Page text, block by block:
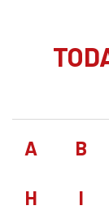
A B
H I